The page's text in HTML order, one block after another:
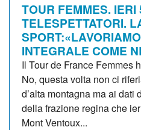
TOUR FEMMES. IERI
TELESPETTATORI.
INTEGRALE COME
Il Tour de France Femmes
No, questa volta non ci
d’alta montagna ma ai dati
della frazione regina che
Mont Ventoux...